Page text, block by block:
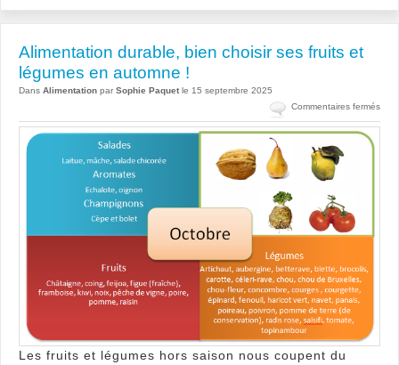
Alimentation durable, bien choisir ses fruits et
légumes en automne !
Dans Alimentation par Sophie Paquet le 15 septembre 2025
Commentaires ferméssur
Les fruits et légumes hors saison nous coupent du